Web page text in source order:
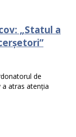
„Statul a
de
a atras atenția